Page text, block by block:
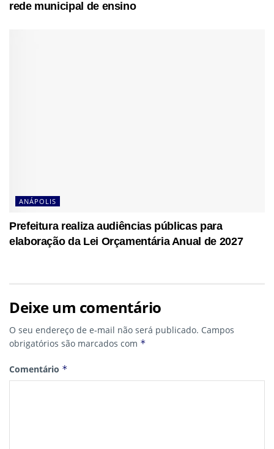
rede municipal de ensino
ANÁPOLIS
Prefeitura realiza audiências públicas para
elaboração da Lei Orçamentária Anual de 2027
Deixe um comentário
O seu endereço de e-mail não será publicado. Campos
obrigatórios são marcados com *
Comentário *